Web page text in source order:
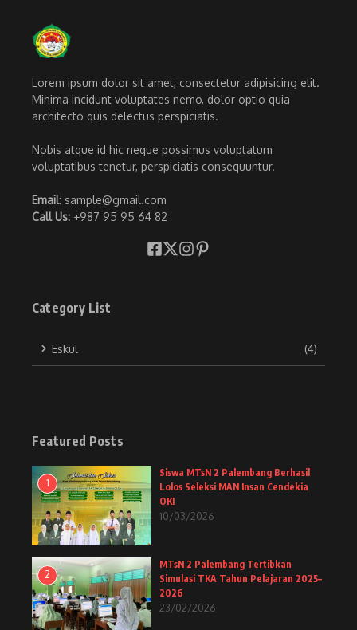
Lorem ipsum dolor sit amet, consectetur adipisicing elit.
Minima incidunt voluptates nemo, dolor optio quia
architecto quis delectus perspiciatis.
Nobis atque id hic neque possimus voluptatum
voluptatibus tenetur, perspiciatis consequuntur.
Email: sample@gmail.com
Call Us: +987 95 95 64 82
Category List
Eskul (4)
Featured Posts
1
Siswa MTsN 2 Palembang Berhasil
Lolos Seleksi MAN Insan Cendekia
OKI
10/03/2026
2
MTsN 2 Palembang Tertibkan
Simulasi TKA Tahun Pelajaran 2025–
2026
23/02/2026